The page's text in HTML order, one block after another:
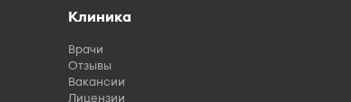
Клиника
Врачи
Отзывы
Вакансии
Лицензии